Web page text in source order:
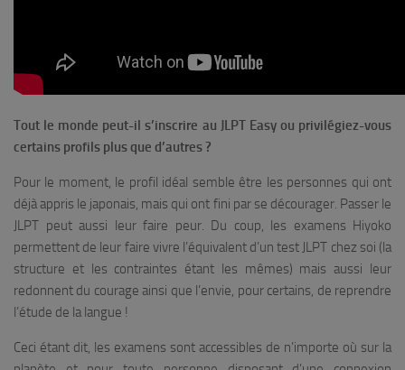
Tout le monde peut-il s’inscrire au JLPT Easy ou privilégiez-vous
certains profils plus que d’autres ?
Pour le moment, le profil idéal semble être les personnes qui ont
déjà appris le japonais, mais qui ont fini par se décourager. Passer le
JLPT peut aussi leur faire peur. Du coup, les examens Hiyoko
permettent de leur faire vivre l’équivalent d’un test JLPT chez soi (la
structure et les contraintes étant les mêmes) mais aussi leur
redonnent du courage ainsi que l’envie, pour certains, de reprendre
l’étude de la langue !
Ceci étant dit, les examens sont accessibles de n’importe où sur la